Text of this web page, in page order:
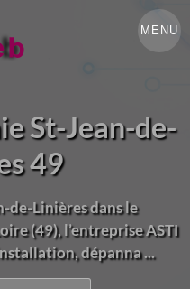
MENU
St-Jean-de-
49
de-Linières dans le
(49), l’entreprise ASTI
dépanna ...